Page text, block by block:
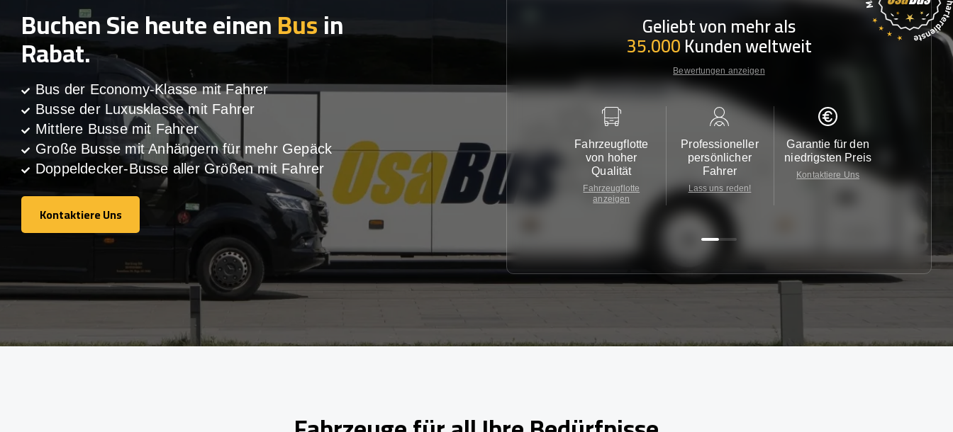
Buchen Sie heute einenBusin
Rabat.
Bus der Economy-Klasse mit Fahrer
Busse der Luxusklasse mit Fahrer
Mittlere Busse mit Fahrer
Große Busse mit Anhängern für mehr Gepäck
Doppeldecker-Busse aller Größen mit Fahrer
Kontaktiere Uns
Kontaktiere Uns
Geliebt von mehr als
35.000Kunden weltweit
Bewertungen anzeigen
Fahrzeugflotte
von hoher
Qualität
Fahrzeugflotte
anzeigen
Professioneller
persönlicher
Fahrer
Lass uns reden!
Garantie für den
niedrigsten Preis
Kontaktiere Uns